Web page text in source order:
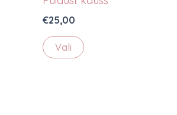
€25,00
Vali